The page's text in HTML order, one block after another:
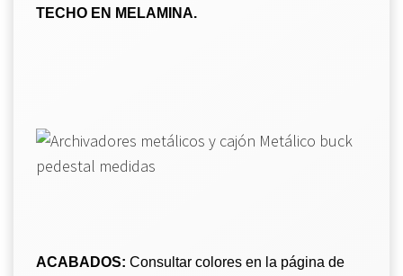
TECHO EN MELAMINA.
ACABADOS: Consultar colores en la página de